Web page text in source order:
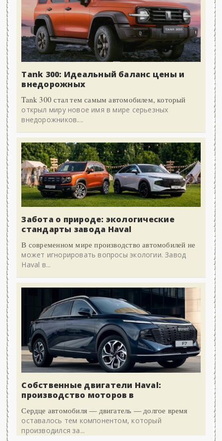
Tank 300: Идеальный баланс цены и
внедорожных
Tank 300 стал тем самым автомобилем, который
открыл миру новое имя в мире серьезных
внедорожников....
Забота о природе: экологические
стандарты завода Haval
В современном мире производство автомобилей не
может игнорировать вопросы экологии. Завод
Haval в...
Собственные двигатели Haval:
производство моторов в
Сердце автомобиля — двигатель — долгое время
оставалось тем компонентом, который
производился за...